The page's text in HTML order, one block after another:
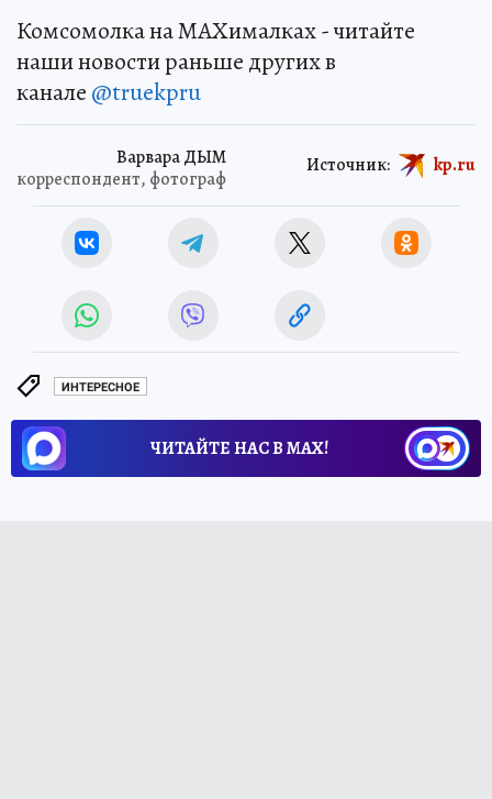
Комсомолка на MAXималках - читайте
наши новости раньше других в
канале @truekpru
Варвара ДЫМ
корреспондент, фотограф
Источник: kp.ru
ИНТЕРЕСНОЕ
ЧИТАЙТЕ НАС В МАХ!